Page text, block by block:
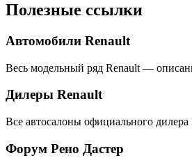
Полезные ссылки
Автомобили Renault
Весь модельный ряд Renault —
Дилеры Renault
Все автосалоны официального дилера
Форум Рено Дастер